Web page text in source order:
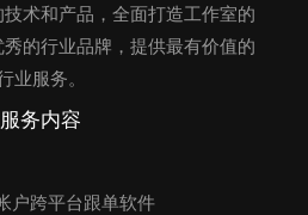
术和产品，全面打造工作室的
的行业品牌，提供最有价值的
业服务。
服务内容
户跨平台跟单软件